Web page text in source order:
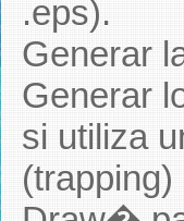
.eps).
Generar
Generar
si utiliza